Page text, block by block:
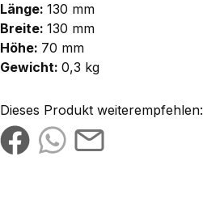
Länge: 130 mm
Breite: 130 mm
Höhe: 70 mm
Gewicht: 0,3 kg
Dieses Produkt weiterempfehlen: